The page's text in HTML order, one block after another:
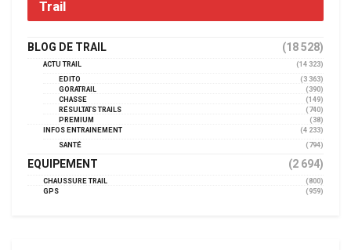
Trail
BLOG DE TRAIL (18 528)
ACTU TRAIL
(14 323)
EDITO
(3 363)
GORATRAIL
(390)
CHASSE
(149)
RÉSULTATS TRAILS
(740)
PREMIUM
(38)
INFOS ENTRAINEMENT
(4 233)
SANTÉ
(794)
EQUIPEMENT (2 694)
CHAUSSURE TRAIL
(800)
GPS
(959)